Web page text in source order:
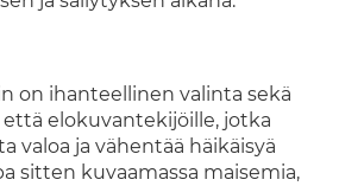
on ihanteellinen valinta sekä
että elokuvantekijöille, jotka
valoa ja vähentää häikäisyä
sitten kuvaamassa maisemia,